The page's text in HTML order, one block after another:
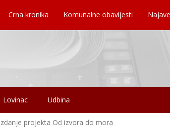
Crna kronika Komunalne obavijesti
Lovinac Udbina
projekta Od izvora do mora